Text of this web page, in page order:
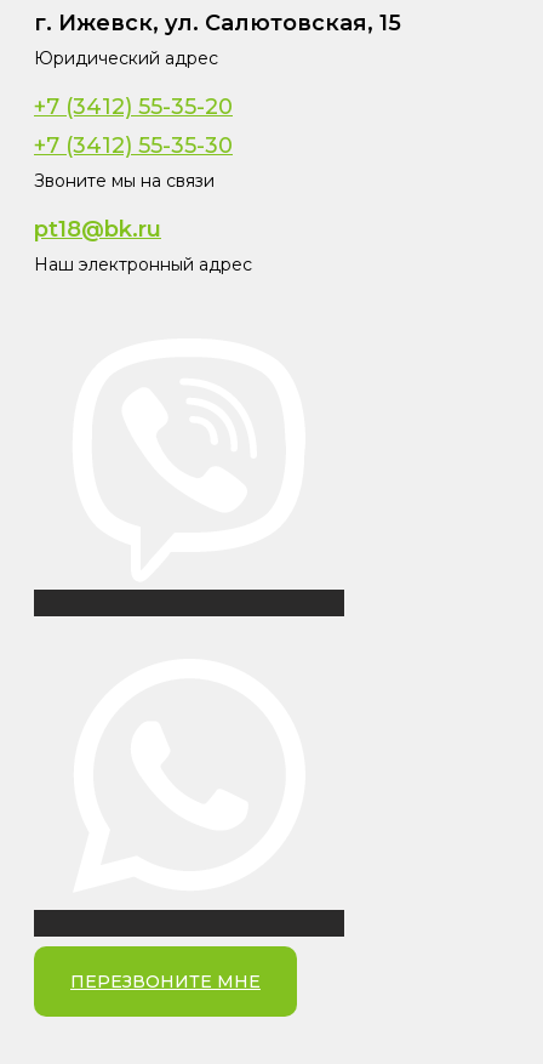
г. Ижевск, ул. Салютовская, 15
Юридический адрес
+7 (3412) 55-35-20
+7 (3412) 55-35-30
Звоните мы на связи
pt18@bk.ru
Наш электронный адрес
ПЕРЕЗВОНИТЕ МНЕ